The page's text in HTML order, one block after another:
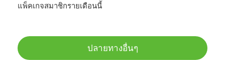
แพ็คเกจสมาชิกรายเดือนนี้
ปลายทางอื่นๆ